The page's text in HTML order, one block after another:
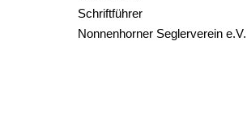
Schriftführer
Nonnenhorner Seglerverein e.V.